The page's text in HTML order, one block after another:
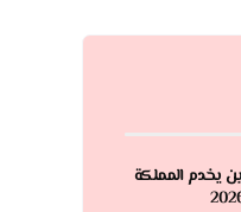
يخدم المملكة